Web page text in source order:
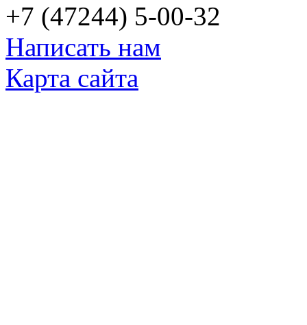
+7 (47244) 5-00-32
Написать нам
Карта сайта